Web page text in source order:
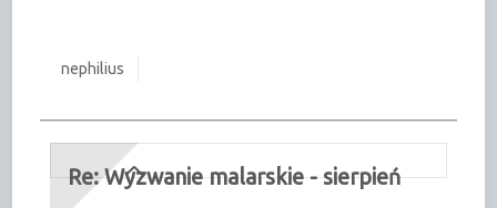
nephilius
Re: Wyzwanie malarskie - sierpień